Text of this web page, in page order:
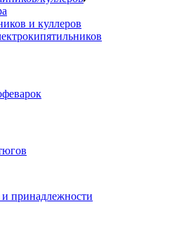
и куллеров
принадлежности